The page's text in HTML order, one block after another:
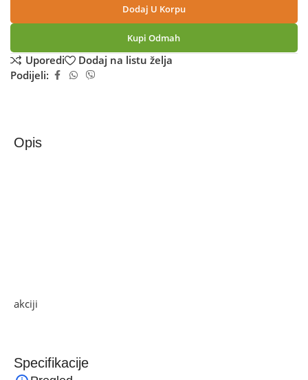
Dodaj U Korpu
Kupi Odmah
Uporedi
Dodaj na listu želja
Podijeli:
Opis
akciji
Specifikacije